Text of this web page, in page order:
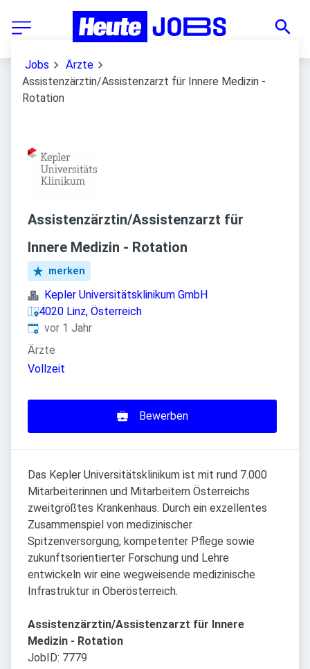
Jobs
Ärzte
Assistenzärztin/Assistenzarzt für Innere Medizin -
Rotation
Assistenzärztin/Assistenzarzt für
Innere Medizin - Rotation
merken
Kepler Universitätsklinikum GmbH
4020 Linz, Österreich
Veröffentlicht
vor 1 Jahr
Ärzte
Vollzeit
Bewerben
Das Kepler Universitätsklinikum ist mit rund 7.000
Mitarbeiterinnen und Mitarbeitern Österreichs
zweitgrößtes Krankenhaus. Durch ein exzellentes
Zusammenspiel von medizinischer
Spitzenversorgung, kompetenter Pflege sowie
zukunftsorientierter Forschung und Lehre
entwickeln wir eine wegweisende medizinische
Infrastruktur in Oberösterreich.
Assistenzärztin/Assistenzarzt für Innere
Medizin - Rotation
JobID: 7779